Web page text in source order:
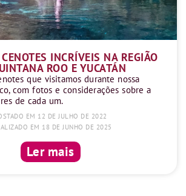
INCRÍVEIS NA REGIÃO
ROO E YUCATÁN
que visitamos durante nossa
com fotos e considerações sobre a
de cada um.
EM 12 DE JULHO DE 2022
EM 18 DE JUNHO DE 2025
Ler mais